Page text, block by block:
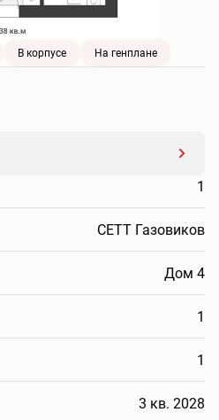
В корпусе На генплане
1
СЕТТ Газовиков
Дом 4
1
1
3 кв. 2028